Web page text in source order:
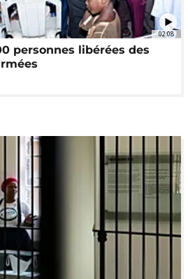
02:08
personnes libérées des